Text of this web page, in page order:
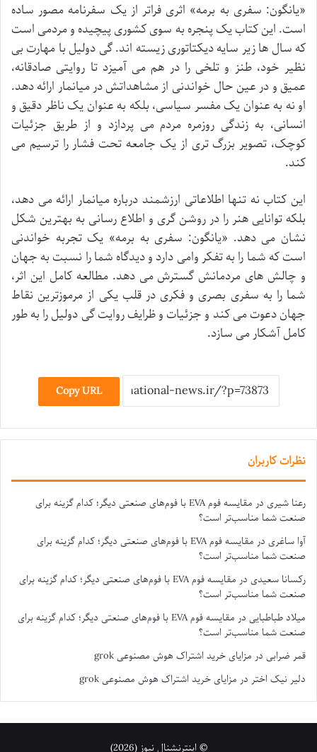
«یانگون: سفری به برمه» اثری فراتر از یک سفرنامه مصور ساده
است. این کتاب یک پنجره به سوی کشوری پیچیده و مردمی است
که سال ها زیر سایه دیکتاتوری زیسته اند. گی دولیل با مهارت بی
نظیر خود، طنز و تلخی را در هم می آمیزد تا روایتی صادقانه،
عمیق و در عین حال خواندنی از مشاهداتش در میانمار ارائه دهد.
او نه به عنوان یک مفسر سیاسی، بلکه به عنوان یک ناظر دقیق و
انسانی، به زندگی روزمره مردم می پردازد و از طریق جزئیات
کوچک، تصویر بزرگ تری از یک جامعه تحت فشار را ترسیم می
کند.
این کتاب نه تنها اطلاعاتی ارزشمند درباره میانمار ارائه می دهد،
بلکه توانایی هنر را در روشن گری و اطلاع رسانی به بهترین شکل
نشان می دهد. «یانگون: سفری به برمه» یک تجربه خواندنی
است که شما را به تفکر وامی دارد و دیدگاه شما را نسبت به جهان
و چالش های مردمانش گسترش می دهد. مطالعه کامل این اثر،
شما را به سفری بصری و فکری در قلب یکی از مرموزترین نقاط
جهان دعوت می کند و جزئیات و ظرایف روایت گی دولیل را به طور
کامل آشکار می سازد.
Copy URL
نظرات کاربران
رعنا شیری در
مقایسه فوم EVA با فوم‌های صنعتی دیگر؛ کدام گزینه برای
صنعت شما مناسب‌تر است؟
آوا ساغری در
مقایسه فوم EVA با فوم‌های صنعتی دیگر؛ کدام گزینه برای
صنعت شما مناسب‌تر است؟
رکسانا سعیدی در
مقایسه فوم EVA با فوم‌های صنعتی دیگر؛ کدام گزینه برای
صنعت شما مناسب‌تر است؟
میلاد طباطبایی در
مقایسه فوم EVA با فوم‌های صنعتی دیگر؛ کدام گزینه برای
صنعت شما مناسب‌تر است؟
قمر ضرابی در مزایای خرید اشتراک هوش مصنوعی grok
دلیر نیک اختر در مزایای خرید اشتراک هوش مصنوعی grok
© اینترنشنال نیوز (2026)